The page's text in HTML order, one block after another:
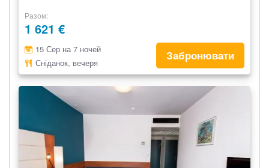
Разом
1 621 €
15 Сер на 7 ночей
Сніданок, вечеря
Забронювати